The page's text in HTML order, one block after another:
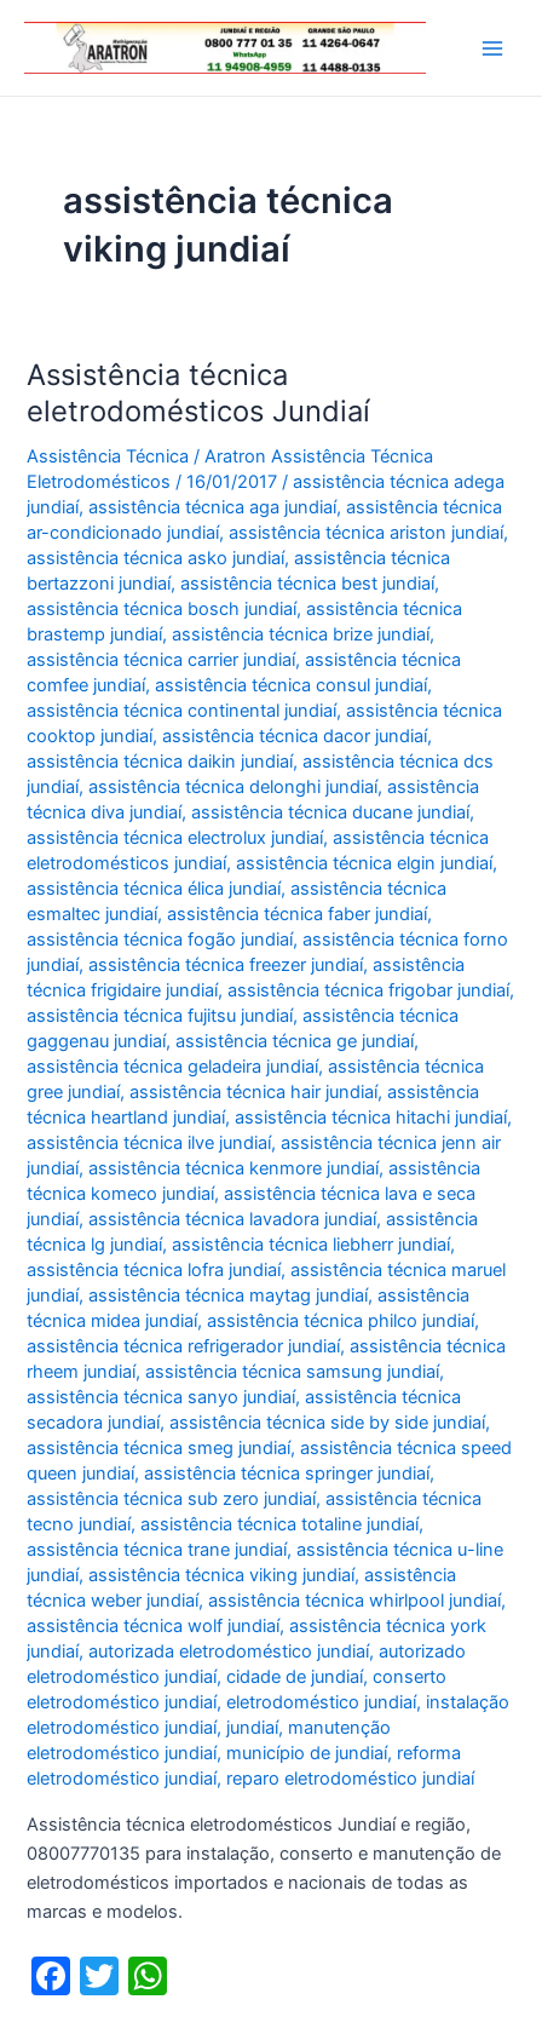
assistência técnica
viking jundiaí
Assistência técnica
eletrodomésticos Jundiaí
Assistência Técnica /Aratron Assistência Técnica
Eletrodomésticos/16/01/2017/assistência técnica adega
jundiaí,assistência técnica aga jundiaí,assistência técnica
ar-condicionado jundiaí,assistência técnica ariston jundiaí,
assistência técnica asko jundiaí,assistência técnica
bertazzoni jundiaí,assistência técnica best jundiaí,
assistência técnica bosch jundiaí,assistência técnica
brastemp jundiaí,assistência técnica brize jundiaí,
assistência técnica carrier jundiaí,assistência técnica
comfee jundiaí,assistência técnica consul jundiaí,
assistência técnica continental jundiaí,assistência técnica
cooktop jundiaí,assistência técnica dacor jundiaí,
assistência técnica daikin jundiaí,assistência técnica dcs
jundiaí,assistência técnica delonghi jundiaí,assistência
técnica diva jundiaí,assistência técnica ducane jundiaí,
assistência técnica electrolux jundiaí,assistência técnica
eletrodomésticos jundiaí,assistência técnica elgin jundiaí,
assistência técnica élica jundiaí,assistência técnica
esmaltec jundiaí,assistência técnica faber jundiaí,
assistência técnica fogão jundiaí,assistência técnica forno
jundiaí,assistência técnica freezer jundiaí,assistência
técnica frigidaire jundiaí,assistência técnica frigobar jundiaí,
assistência técnica fujitsu jundiaí,assistência técnica
gaggenau jundiaí,assistência técnica ge jundiaí,
assistência técnica geladeira jundiaí,assistência técnica
gree jundiaí,assistência técnica hair jundiaí,assistência
técnica heartland jundiaí,assistência técnica hitachi jundiaí,
assistência técnica ilve jundiaí,assistência técnica jenn air
jundiaí,assistência técnica kenmore jundiaí,assistência
técnica komeco jundiaí,assistência técnica lava e seca
jundiaí,assistência técnica lavadora jundiaí,assistência
técnica lg jundiaí,assistência técnica liebherr jundiaí,
assistência técnica lofra jundiaí,assistência técnica maruel
jundiaí,assistência técnica maytag jundiaí,assistência
técnica midea jundiaí,assistência técnica philco jundiaí,
assistência técnica refrigerador jundiaí,assistência técnica
rheem jundiaí,assistência técnica samsung jundiaí,
assistência técnica sanyo jundiaí,assistência técnica
secadora jundiaí,assistência técnica side by side jundiaí,
assistência técnica smeg jundiaí,assistência técnica speed
queen jundiaí,assistência técnica springer jundiaí,
assistência técnica sub zero jundiaí,assistência técnica
tecno jundiaí,assistência técnica totaline jundiaí,
assistência técnica trane jundiaí,assistência técnica u-line
jundiaí,assistência técnica viking jundiaí,assistência
técnica weber jundiaí,assistência técnica whirlpool jundiaí,
assistência técnica wolf jundiaí,assistência técnica york
jundiaí,autorizada eletrodoméstico jundiaí,autorizado
eletrodoméstico jundiaí,cidade de jundiaí,conserto
eletrodoméstico jundiaí,eletrodoméstico jundiaí, instalação
eletrodoméstico jundiaí, jundiaí, manutenção
eletrodoméstico jundiaí, município de jundiaí, reforma
eletrodoméstico jundiaí, reparo eletrodoméstico jundiaí
Assistência técnica eletrodomésticos Jundiaí e região,
08007770135 para instalação, conserto e manutenção de
eletrodomésticos importados e nacionais de todas as
marcas e modelos.
F
T